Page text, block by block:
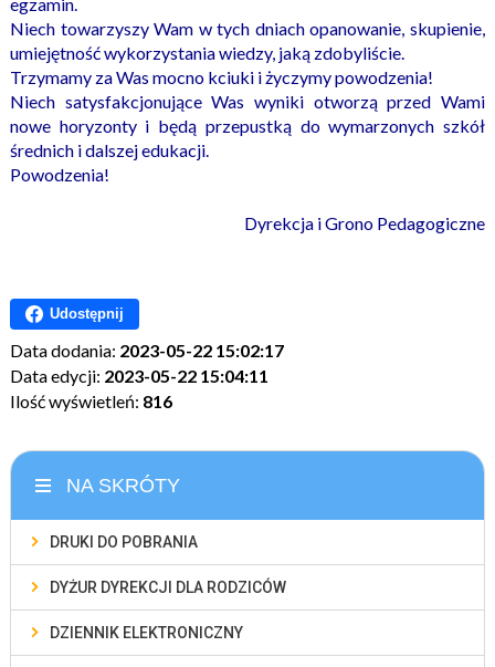
Niech towarzyszy Wam w tych dniach opanowanie, skupienie,
umiejętność wykorzystania wiedzy, jaką zdobyliście.
Trzymamy za Was mocno kciuki i życzymy powodzenia!
Niech satysfakcjonujące Was wyniki otworzą przed Wami
nowe horyzonty i będą przepustką do wymarzonych szkół
średnich i dalszej edukacji.
Powodzenia!
Dyrekcja i Grono Pedagogiczne
Udostępnij
Data dodania: 2023-05-22 15:02:17
Data edycji: 2023-05-22 15:04:11
Ilość wyświetleń: 816
NA SKRÓTY
DRUKI DO POBRANIA
DYŻUR DYREKCJI DLA RODZICÓW
DZIENNIK ELEKTRONICZNY